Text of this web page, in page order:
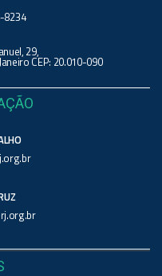
8234
29,
CEP: 20.010-090